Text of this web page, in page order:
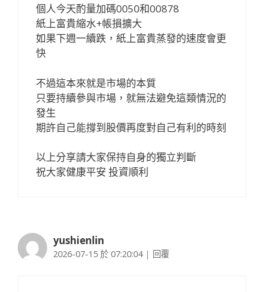
個人今天酌量加碼0050和00878
紙上富貴縮水+帳損擴大
如果下週一續跌，紙上富貴蒸發的速度會更
快
不過這本來就是市場的本質
只要持續參與市場，就無法避免這類情況的
發生
期許自己能撐到股價再度對自己有利的時刻
以上分享請大家保持自身的獨立判斷
祝大家健康平安 投資順利
yushienlin
2026-07-15 於 07:20:04 | 回覆